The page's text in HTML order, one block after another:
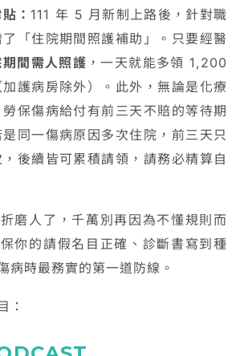
：111 年 5 月新制上路後，針對職
「住院期間照護補助」。只要經醫
間需人照護 ，一天就能多領 1,200
護病房除外）。此外，無論是化療
保傷病給付有前三天不賠的等待期
同一傷病原因多次住院，前三天只
後續皆可累積請領，請務必精算自
磨人了，千萬別再因為不懂規則而
你的請假名目正確、診斷書寫到種
病時最務實的第一道防線。
：